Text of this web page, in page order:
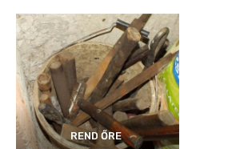
REND ŐRE